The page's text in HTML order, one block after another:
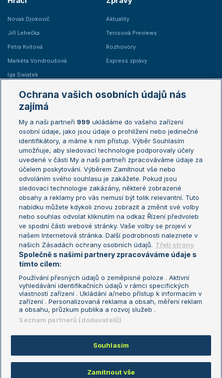
Novak Djokovič
Jiří Lehečka
Petra Kvitová
Markéta Vondroušová
Iga Swiatek
Aktuality
Tenisová Previews
Rozhovory
Express zprávy
Žebříčky
Žebříček ATP (muži)
Žebříček WTA (ženy)
Sázkařský žebříček
Australian Open
French Open
Wimbledon
US Open
Turnaj mistrů
Turnaj mistryň
Aktualní trendy
Fotbalové přestupy
Livesport Daily
LS Prague Open
Podmínky užití
Nastavení soukromí
GDPR a žurnalistika
Reklama
Kontakt
Informace o zpracování osobních
údajů
Copyright © 2008-2026 TenisPortal.cz. Využíváme zpravodajství ČTK.
Ochrana vašich osobních údajů nás
zajímá
My a naši partneři 999 ukládáme do vašeho zařízení
osobní údaje, jako jsou údaje o prohlížení nebo jedinečné
identifikátory, a máme k nim přístup. Výběr Souhlasím
umožňuje, aby sledovací technologie podporovaly účely
uvedené v části My a naši partneři zpracováváme údaje za
účelem poskytování. Výběrem Zamítnout vše nebo
odvoláním svého souhlasu je zakážete. Pokud jsou
sledovací technologie zakázány, některé zobrazené
obsahy a reklamy pro vás nemusí být tolik relevantní. Tuto
nabídku můžete kdykoli znovu zobrazit a změnit své volby
nebo souhlas odvolat kliknutím na odkaz Řízení předvoleb
ve spodní části webové stránky. Vaše volby se projeví v
našem Internetová stránka. Další podrobnosti naleznete v
našich Zásadách ochrany osobních údajů. Třetí strany
Společně s našimi partnery zpracováváme údaje s
tímto cílem:
Používání přesných údajů o zeměpisné poloze . Aktivní
vyhledávání identifikačních údajů v rámci specifických
vlastností zařízení . Ukládání a/nebo přístup k informacím v
zařízení . Personalizovaná reklama a obsah, měření reklam
a obsahu, průzkum publika a rozvoj služeb .
Seznam partnerů (dodavatelů)
Souhlasím
Zamítnout vše